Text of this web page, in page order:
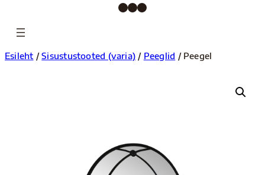
Facebook InstagramPinterest
Esileht /Sisustustooted (varia) / Peeglid / Peegel